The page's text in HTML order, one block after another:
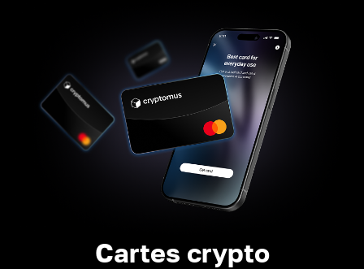
Cartes crypto